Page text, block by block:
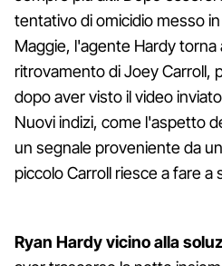
tentativo di omicidio messo
Maggie, l'agente Hardy torna
ritrovamento di Joey Carroll,
dopo aver visto il video
Nuovi indizi, come l'aspetto
un segnale proveniente da
piccolo Carroll riesce a fare a
Ryan Hardy vicino alla